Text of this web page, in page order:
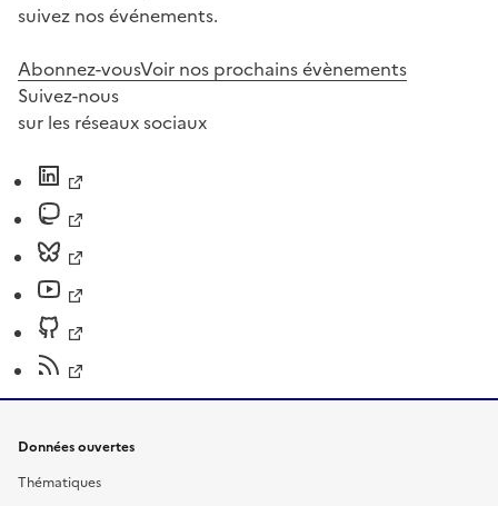
suivez nos événements.
Abonnez-vousVoir nos prochains évènements
Suivez-nous
sur les réseaux sociaux
Données ouvertes
Thématiques